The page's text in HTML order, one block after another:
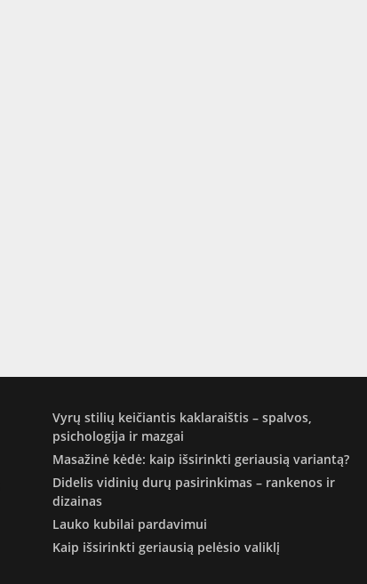
Vyrų stilių keičiantis kaklaraištis – spalvos,
psichologija ir mazgai
Masažinė kėdė: kaip išsirinkti geriausią variantą?
Didelis vidinių durų pasirinkimas – rankenos ir
dizainas
Lauko kubilai pardavimui
Kaip išsirinkti geriausią pelėsio valiklį